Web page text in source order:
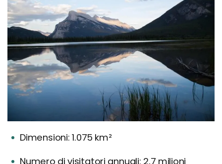
Dimensioni: 1.075 km²
Numero di visitatori annuali: 2,7 milioni